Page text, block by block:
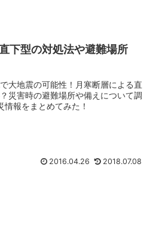
下型の対処法や避難場所
大地震の可能性！月寒断層による直
災害時の避難場所や備えについて調
報をまとめてみた！
2016.04.26 2018.07.08